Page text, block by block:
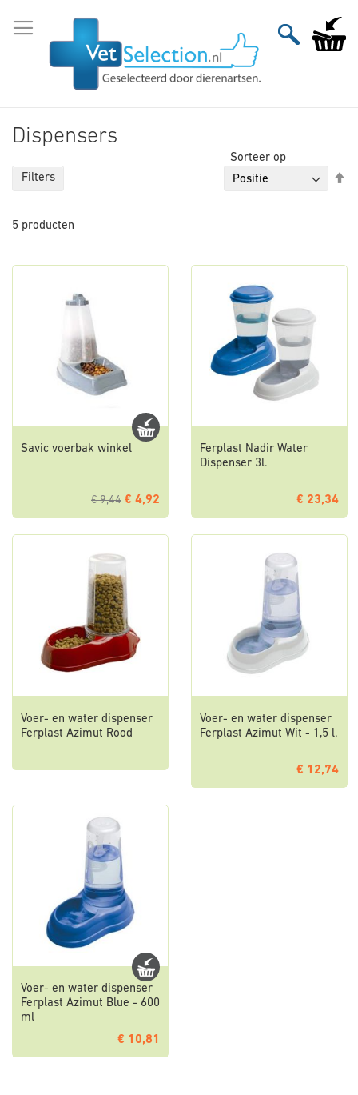
naar
Dispensers
5 producten
Sorteer op
Savic voerbak winkel
€ 9,44 € 4,92
Ferplast Nadir Water
Dispenser 3l.
€ 23,34
Voer- en water dispenser
Ferplast Azimut Rood
Voer- en water dispenser
Ferplast Azimut Wit - 1,5 l.
€ 12,74
Voer- en water dispenser
Ferplast Azimut Blue - 600
ml
€ 10,81
Filters